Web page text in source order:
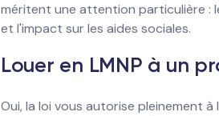
méritent une attention particulière :
et l'impact sur les aides sociales.
Louer en LMNP à un
Oui, la loi vous autorise pleinement